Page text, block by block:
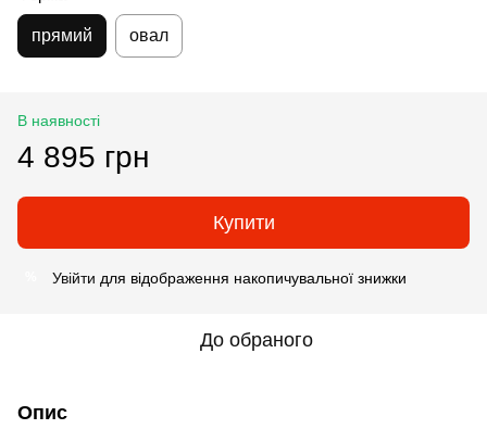
прямий овал
В наявності
4 895 грн
Купити
Увійти для відображення накопичувальної знижки
До обраного
Опис